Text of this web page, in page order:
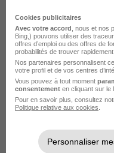
Gérant d'Agence
Associé du
Marmande - 47
Cette offre n’est plus
Associé du
Cookies publicitaires
Avec votre accord , nous et nos
Bing,) pouvons utiliser des
offres d’emploi ou des offres de
probabilités de trouver
Nos partenaires personnalisent
votre profil et de vos centres
Vous pouvez à tout moment
consentement en cliquant sur le
Pour en savoir plus, consultez
Politique relative aux cookies
Personnaliser